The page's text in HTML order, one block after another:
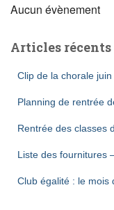
Aucun évènement
Articles récents
Clip de la chorale juin
Planning de rentrée
Rentrée des classes
Liste des fournitures
Club égalité : le mois